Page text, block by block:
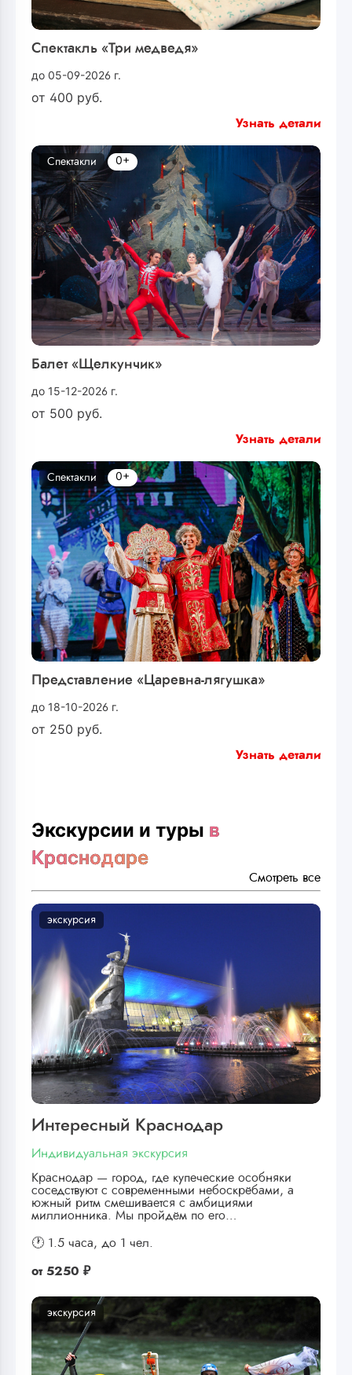
Спектакль «Три медведя»
до 05-09-2026 г.
от 400 руб.
Узнать детали
Балет «Щелкунчик»
до 15-12-2026 г.
от 500 руб.
Спектакли 0+
Узнать детали
Представление «Царевна-лягушка»
до 18-10-2026 г.
от 250 руб.
Спектакли 0+
Узнать детали
Экскурсии и туры в
Краснодаре
Смотреть все
экскурсия
Интересный Краснодар
Индивидуальная экскурсия
Краснодар — город, где купеческие особняки
соседствуют с современными небоскрёбами, а
южный ритм смешивается с амбициями
миллионника. Мы пройдём по его…
🕐 1.5 часа, до 1 чел.
от 5250 ₽
экскурсия